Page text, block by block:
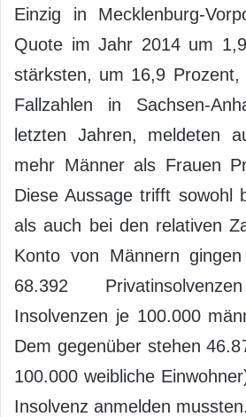
Einzig in Mecklenburg-
Quote im Jahr 2014 um
stärksten, um 16,9 Prozent,
Fallzahlen in Sachsen-
letzten Jahren, meldeten
mehr Männer als Frauen
Diese Aussage trifft sowohl
als auch bei den relativen
Konto von Männern
68.392
Insolvenzen je 100.000
Dem gegenüber stehen
100.000 weibliche
Insolvenz anmelden mussten.